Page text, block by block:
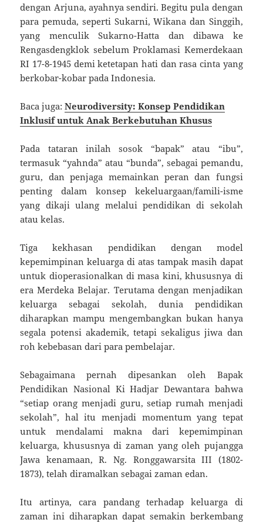
dengan Arjuna, ayahnya sendiri. Begitu pula dengan
para pemuda, seperti Sukarni, Wikana dan Singgih,
yang menculik Sukarno-Hatta dan dibawa ke
Rengasdengklok sebelum Proklamasi Kemerdekaan
RI 17-8-1945 demi ketetapan hati dan rasa cinta yang
berkobar-kobar pada Indonesia.
Baca juga:Neurodiversity: Konsep Pendidikan
Inklusif untuk Anak Berkebutuhan Khusus
Pada tataran inilah sosok “bapak” atau “ibu”,
termasuk “yahnda” atau “bunda”, sebagai pemandu,
guru, dan penjaga memainkan peran dan fungsi
penting dalam konsep kekeluargaan/famili-isme
yang dikaji ulang melalui pendidikan di sekolah
atau kelas.
Tiga kekhasan pendidikan dengan model
kepemimpinan keluarga di atas tampak masih dapat
untuk dioperasionalkan di masa kini, khususnya di
era Merdeka Belajar. Terutama dengan menjadikan
keluarga sebagai sekolah, dunia pendidikan
diharapkan mampu mengembangkan bukan hanya
segala potensi akademik, tetapi sekaligus jiwa dan
roh kebebasan dari para pembelajar.
Sebagaimana pernah dipesankan oleh Bapak
Pendidikan Nasional Ki Hadjar Dewantara bahwa
“setiap orang menjadi guru, setiap rumah menjadi
sekolah”, hal itu menjadi momentum yang tepat
untuk mendalami makna dari kepemimpinan
keluarga, khususnya di zaman yang oleh pujangga
Jawa kenamaan, R. Ng. Ronggawarsita III (1802-
1873), telah diramalkan sebagai zaman edan.
Itu artinya, cara pandang terhadap keluarga di
zaman ini diharapkan dapat semakin berkembang